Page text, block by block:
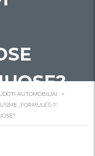
AUTOMOBILIAI. >
„FORMULĖS-1“